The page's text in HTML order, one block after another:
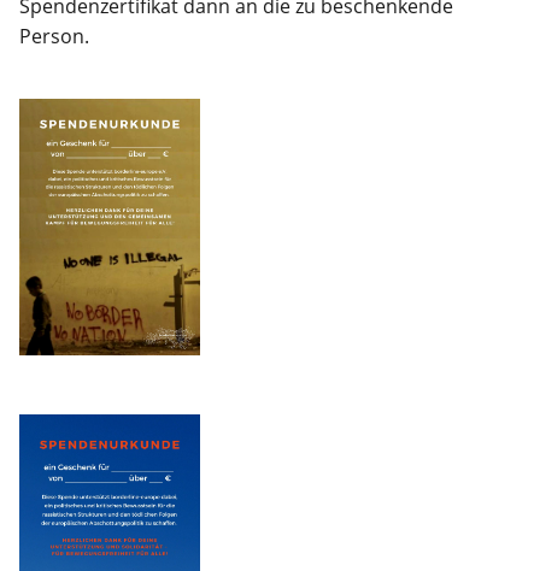
Spendenzertifikat dann an die zu beschenkende
Person.